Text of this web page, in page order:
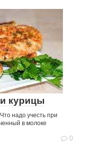
курицы
надо учесть при
в молоке
0